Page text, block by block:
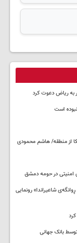
به ریاض دعوت کرد
است
از منطقه/ هاشم محمودی
امنیتی در حومه دمشق
کرد؛ «سەقز له ڕوانگەی شاعیراندا» رونمایی